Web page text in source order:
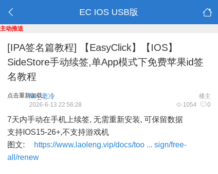
EC IOS USB版
主动推送
[IPA签名篇教程]
【EasyClick】【IOS】
SideStore手动续签,单App模式下免费苹果id签
名教程
点击重新加载 楼主
Mr_老冷
1054 0
2026-6-13 22:56:28
7天内手动在手机上续签, 无需重新安装, 可保留数据
支持IOS15-26+,不支持游戏机
图文:
https://www.laoleng.vip/docs/too ... sign/free-
all/renew